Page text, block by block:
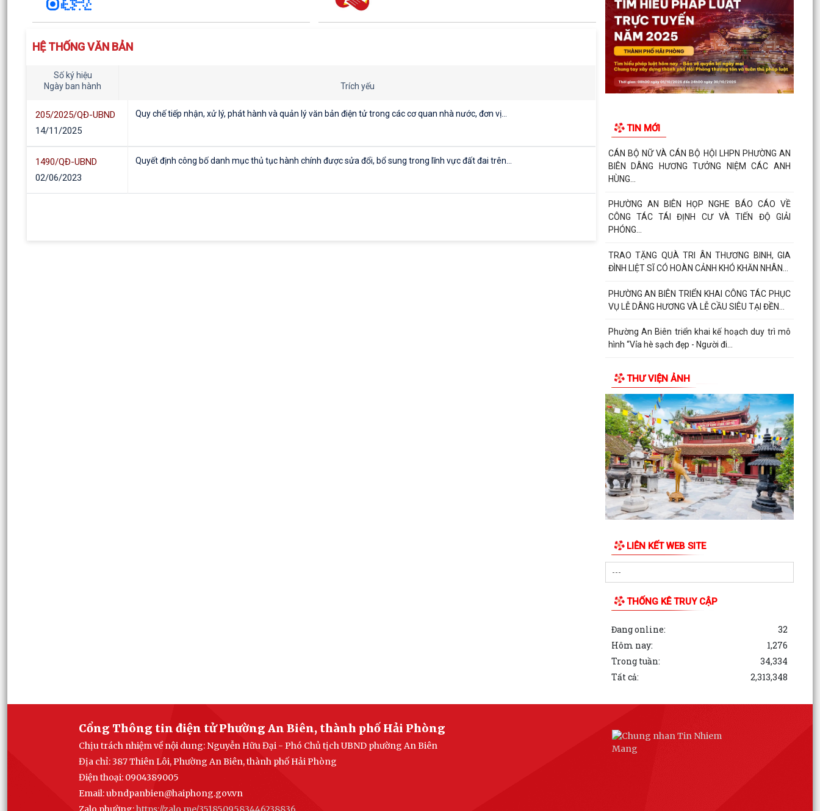
HỆ THỐNG VĂN BẢN
Số ký hiệu
Ngày ban hành
Trích yếu
205/2025/QĐ-UBND
14/11/2025
Quy chế tiếp nhận, xử lý, phát hành và quản lý văn bản điện tử trong các cơ quan nhà nước, đơn vị...
1490/QĐ-UBND
02/06/2023
Quyết định công bố danh mục thủ tục hành chính được sửa đổi, bổ sung trong lĩnh vực đất đai trên...
TIN MỚI
CÁN BỘ NỮ VÀ CÁN BỘ HỘI LHPN PHƯỜNG AN
BIÊN DÂNG HƯƠNG TƯỞNG NIỆM CÁC ANH
HÙNG...
PHƯỜNG AN BIÊN HỌP NGHE BÁO CÁO VỀ
CÔNG TÁC TÁI ĐỊNH CƯ VÀ TIẾN ĐỘ GIẢI
PHÓNG...
TRAO TẶNG QUÀ TRI ÂN THƯƠNG BINH, GIA
ĐÌNH LIỆT SĨ CÓ HOÀN CẢNH KHÓ KHĂN NHÂN...
PHƯỜNG AN BIÊN TRIỂN KHAI CÔNG TÁC PHỤC
VỤ LỄ DÂNG HƯƠNG VÀ LỄ CẦU SIÊU TẠI ĐỀN...
Phường An Biên triển khai kế hoạch duy trì mô
hình “Vỉa hè sạch đẹp - Người đi...
THƯ VIỆN ẢNH
LIÊN KẾT WEB SITE
THỐNG KÊ TRUY CẬP
Đang online:
32
Hôm nay:
1,276
Trong tuần:
34,334
Tất cả:
2,313,348
Cổng Thông tin điện tử Phường An Biên, thành phố Hải Phòng
Chịu trách nhiệm về nội dung: Nguyễn Hữu Đại - Phó Chủ tịch UBND phường An Biên
Địa chỉ: 387 Thiên Lôi, Phường An Biên, thành phố Hải Phòng
Điện thoại: 0904389005
Email:ubndpanbien@haiphong.gov.vn